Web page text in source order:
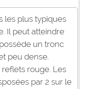
les plus typiques
Il peut atteindre
un tronc
peu dense.
rouge. Les
par 2 sur le